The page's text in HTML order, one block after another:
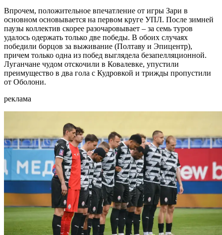
Впрочем, положительное впечатление от игры Зари в
основном основывается на первом круге УПЛ. После зимней
паузы коллектив скорее разочаровывает – за семь туров
удалось одержать только две победы. В обоих случаях
победили борцов за выживание (Полтаву и Эпицентр),
причем только одна из побед выглядела безапелляционной.
Луганчане чудом отскочили в Ковалевке, упустили
преимущество в два гола с Кудровкой и трижды пропустили
от Оболони.
реклама